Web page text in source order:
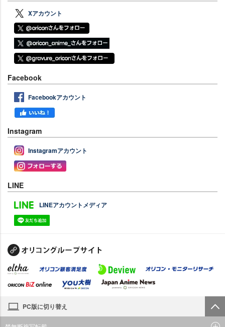
Xアカウント
Facebook
Facebookアカウント
Instagram
Instagramアカウント
LINE
LINEアカウントメディア
PC版に切り替え